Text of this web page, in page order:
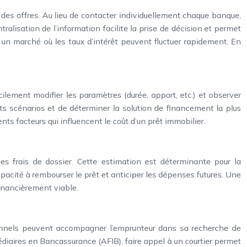
offres. Au lieu de contacter individuellement chaque banque,
de l’information facilite la prise de décision et permet
marché où les taux d’intérêt peuvent fluctuer rapidement. En
modifier les paramètres (durée, apport, etc.) et observer
scénarios et de déterminer la solution de financement la plus
facteurs qui influencent le coût d’un prêt immobilier.
frais de dossier. Cette estimation est déterminante pour la
à rembourser le prêt et anticiper les dépenses futures. Une
viable.
peuvent accompagner l’emprunteur dans sa recherche de
en Bancassurance (AFIB), faire appel à un courtier permet